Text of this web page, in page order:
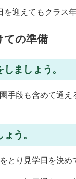
を迎えてもクラス
ての準備
ましょう。
手段も含めて通
う。
とり見学日を決め